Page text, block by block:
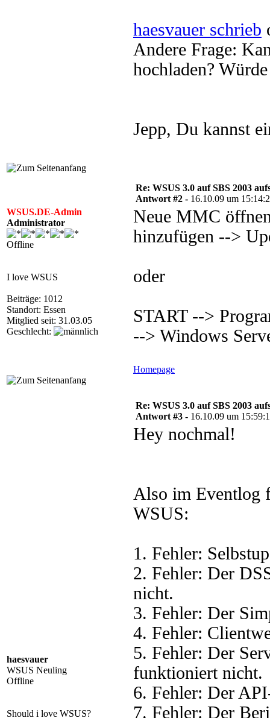
haesvauer schrieb
Andere Frage:
hochladen?
Jepp, Du kannst
WSUS.DE-Admin
Administrator
Offline
I love WSUS
Beiträge: 1012
Standort: Essen
Mitglied seit: 31.03.05
Geschlecht:
Re: WSUS 3.0 auf SBS 2003
Antwort #2 - 16.10.09 um
Neue MMC
hinzufügen -->
oder
START -->
--> Windows
Homepage
haesvauer
WSUS Neuling
Offline
Should i love WSUS?
Re: WSUS 3.0 auf SBS 2003
Antwort #3 - 16.10.09 um
Hey nochmal!
Also im Eventlog
WSUS:
1. Fehler:
2. Fehler: Der
nicht.
3. Fehler: Der
4. Fehler:
5. Fehler: Der
funktioniert nicht.
6. Fehler: Der
7. Fehler: Der